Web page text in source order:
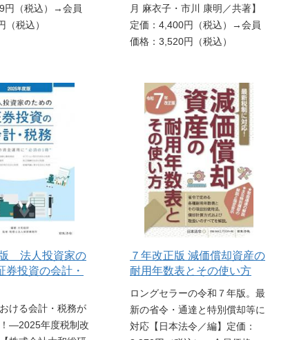
円（税込）→会員
（税込）
月 麻衣子・市川 康明／共著】
定価：4,400円（税込）→会員
価格：3,520円（税込）
法人投資家の
投資の会計・
ける会計・税務が
―2025年度税制改
７年改正版 減価償却資産の
耐用年数表とその使い方
ロングセラーの令和７年版。最
新の省令・通達と特別償却等に
対応【日本法令／編】定価：